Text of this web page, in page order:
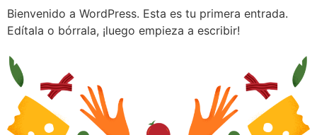
Bienvenido a WordPress. Esta es tu primera entrada.
Edítala o bórrala, ¡luego empieza a escribir!